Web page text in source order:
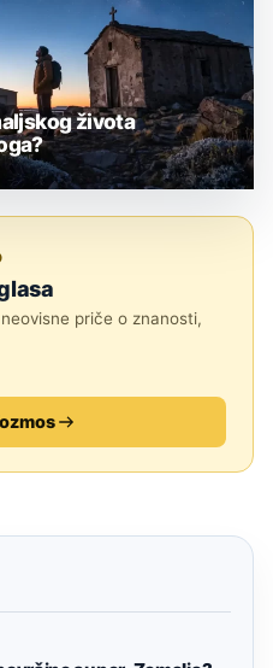
života
priče o znanosti,